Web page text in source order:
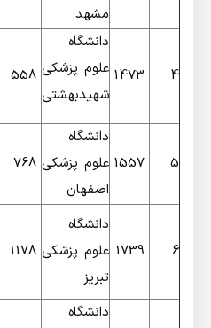
مشهد
1473
دانشگاه
علوم پزشکی
شهیدبهشتی
558
23
1557
دانشگاه
علوم پزشکی
اصفهان
768
24
1739
دانشگاه
علوم پزشکی1178
25
دانشگاه